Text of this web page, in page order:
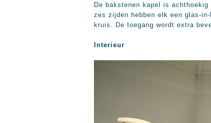
De bakstenen kapel is
zes zijden hebben elk een glas-
kruis. De toegang wordt extra
Interieur